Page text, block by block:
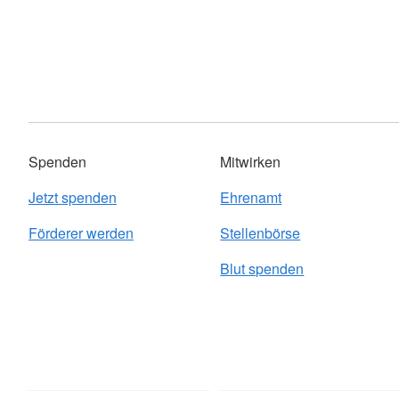
Spenden
Jetzt spenden
Förderer werden
Mitwirken
Ehrenamt
Stellenbörse
Blut spenden